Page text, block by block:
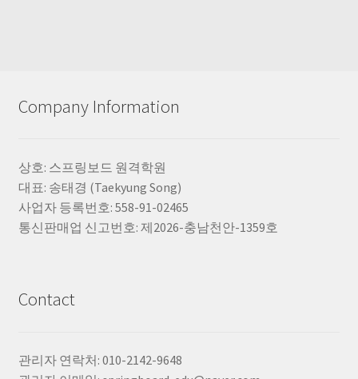
Company Information
상호: 스프링보드 원격학원
대표: 송태경 (Taekyung Song)
사업자 등록번호: 558-91-02465
통신판매업 신고번호: 제2026-충남천안-1359호
Contact
관리자 연락처: 010-2142-9648